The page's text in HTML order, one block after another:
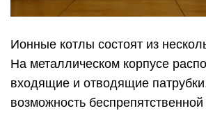
Ионные котлы состоят из
На металлическом корпусе
входящие и отводящие
возможность